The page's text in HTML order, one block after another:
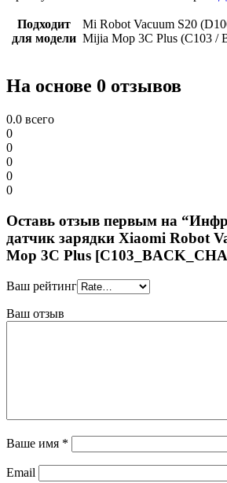
Подходит
для модели
Mi Robot Vacuum S20
Mijia Mop 3С Рlus (C103 /
На основе 0 отзывов
0.0 всего
0
0
0
0
0
Оставь отзыв первым на
датчик зарядки Xiaomi Robot
Mop 3С Рlus
Ваш рейтинг
Ваш отзыв
Ваше имя *
Email